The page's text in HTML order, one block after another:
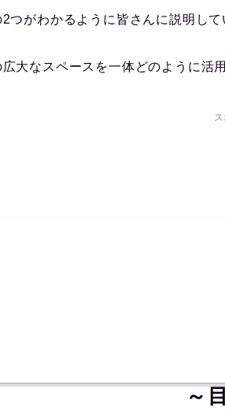
2つがわかるように皆さんに説明し
広大なスペースを一体どのように活
～